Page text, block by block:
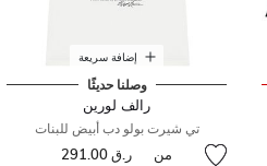
إضافة سريعة
وصلنا حديثًا
رالف لورين
تي شيرت بولو دب أبيض للبنات
من ر.ق 291.00